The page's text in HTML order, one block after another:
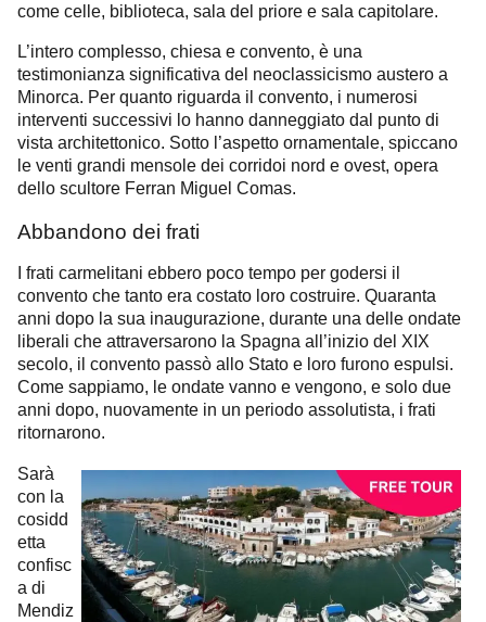
come celle, biblioteca, sala del priore e sala capitolare.
L’intero complesso, chiesa e convento, è una
testimonianza significativa del neoclassicismo austero a
Minorca. Per quanto riguarda il convento, i numerosi
interventi successivi lo hanno danneggiato dal punto di
vista architettonico. Sotto l’aspetto ornamentale, spiccano
le venti grandi mensole dei corridoi nord e ovest, opera
dello scultore Ferran Miguel Comas.
Abbandono dei frati
I frati carmelitani ebbero poco tempo per godersi il
convento che tanto era costato loro costruire. Quaranta
anni dopo la sua inaugurazione, durante una delle ondate
liberali che attraversarono la Spagna all’inizio del XIX
secolo, il convento passò allo Stato e loro furono espulsi.
Come sappiamo, le ondate vanno e vengono, e solo due
anni dopo, nuovamente in un periodo assolutista, i frati
ritornarono.
Sarà
con la
cosidd
etta
confisc
a di
Mendiz